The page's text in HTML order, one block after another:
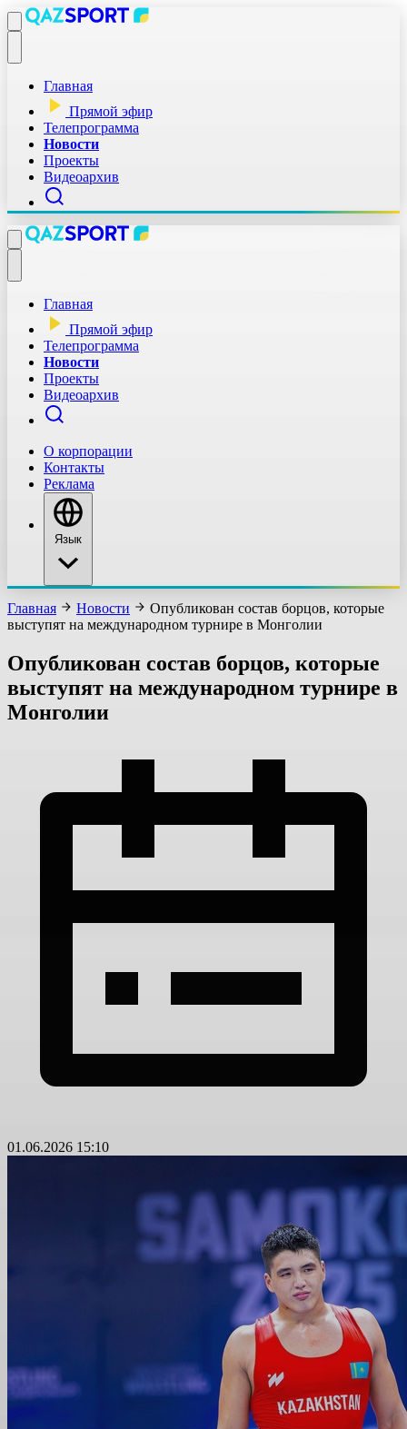
Главная
Прямой эфир
Телепрограмма
Новости
Проекты
Видеоархив
Главная
Прямой эфир
Телепрограмма
Новости
Проекты
Видеоархив
О корпорации
Контакты
Реклама
Язык
Главная Новости
Опубликован состав борцов, которые
выступят на международном турнире в Монголии
Опубликован состав борцов, которые
выступят на международном турнире в
Монголии
01.06.2026 15:10